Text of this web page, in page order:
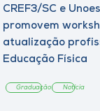
CREF3/SC e
promovem
atualização
Educação Física
Graduação Notícia